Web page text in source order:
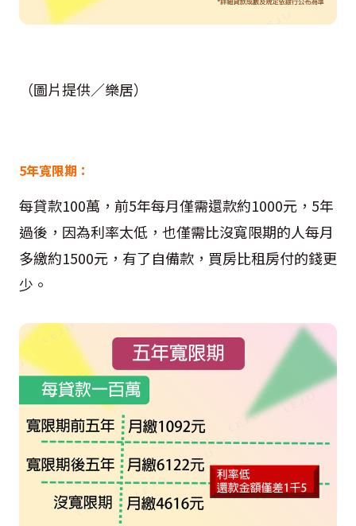
（圖片提供／樂居）
5年寬限期：
每貸款100萬，前5年每月僅需還款約1000元，5年
過後，因為利率太低，也僅需比沒寬限期的人每月
多繳約1500元，有了自備款，買房比租房付的錢更
少。